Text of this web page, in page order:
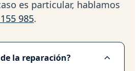
es particular, hablamos
985.
la reparación?